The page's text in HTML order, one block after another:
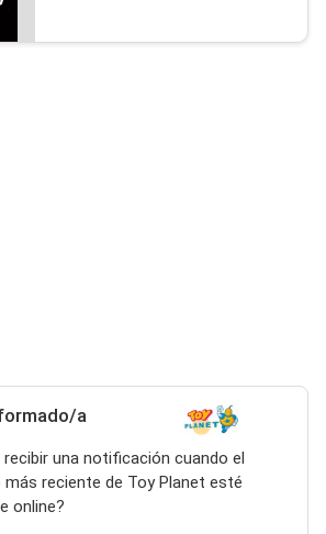
a
recibir una notificación cuando el
reciente de Toy Planet esté
online?